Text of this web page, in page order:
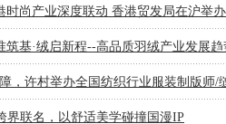
时尚产业深度联动 香港贸发局在沪举
筑基·绒启新程--高品质羽绒产业发展
，许村举办全国纺织行业服装制版师/
界联名，以舒适美学碰撞国漫IP